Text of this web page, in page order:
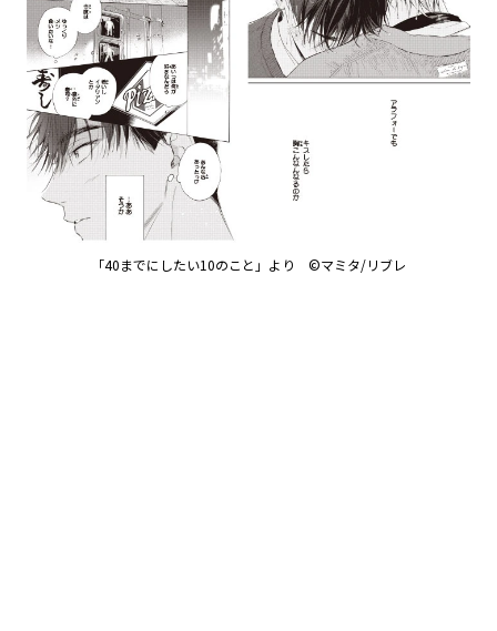
「40までにしたい10のこと」より ©マミタ/リブレ